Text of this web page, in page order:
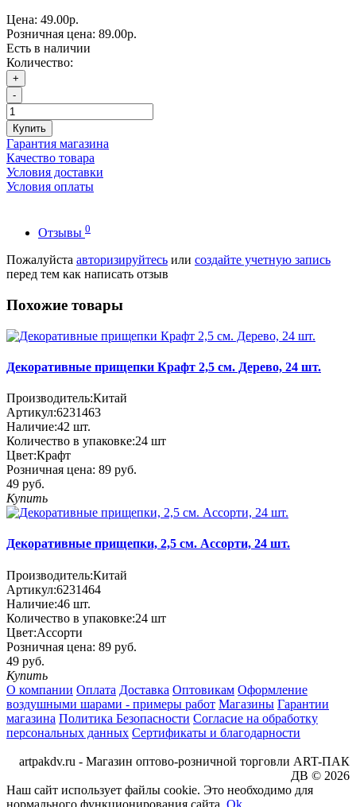
Цена: 49.00р.
Розничная цена: 89.00р.
Есть в наличии
Количество:
+
-
Купить
Гарантия магазина
Качество товара
Условия доставки
Условия оплаты
Отзывы 0
Пожалуйста авторизируйтесь или создайте учетную запись
перед тем как написать отзыв
Похожие товары
Декоративные прищепки Крафт 2,5 см. Дерево, 24 шт.
Производитель:Китай
Артикул:6231463
Наличие:42 шт.
Количество в упаковке:24 шт
Цвет:Крафт
Розничная цена: 89 руб.
49 руб.
Купить
Декоративные прищепки, 2,5 см. Ассорти, 24 шт.
Производитель:Китай
Артикул:6231464
Наличие:46 шт.
Количество в упаковке:24 шт
Цвет:Ассорти
Розничная цена: 89 руб.
49 руб.
Купить
О компании Оплата Доставка Оптовикам Оформление
воздушными шарами - примеры работ Магазины Гарантии
магазина Политика Безопасности Согласие на обработку
персональных данных Сертификаты и благодарности
artpakdv.ru - Магазин оптово-розничной торговли ART-ПАК
ДВ © 2026
Наш сайт использует файлы cookie. Это необходимо для
нормального функционирования сайта. Ok